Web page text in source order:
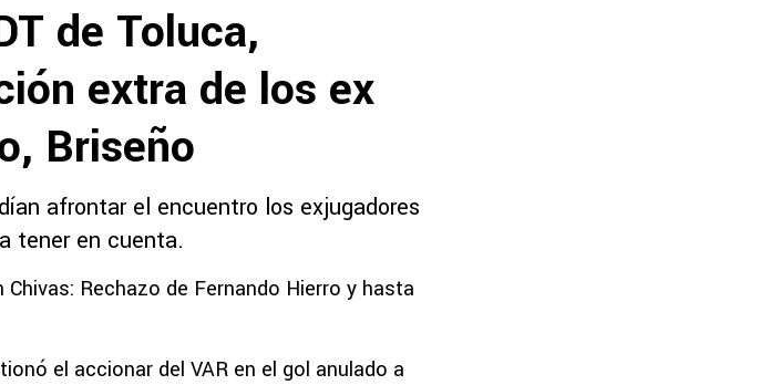
de Toluca,
extra de los ex
Briseño
afrontar el encuentro los exjugadores
tener en cuenta.
Rechazo de Fernando Hierro y hasta
el accionar del VAR en el gol anulado a